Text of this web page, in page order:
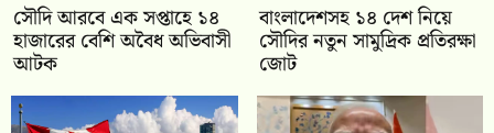
সৌদি আরবে এক সপ্তাহে ১৪
হাজারের বেশি অবৈধ অভিবাসী
আটক
বাংলাদেশসহ ১৪ দেশ নিয়ে
সৌদির নতুন সামুদ্রিক প্রতিরক্ষা
জোট